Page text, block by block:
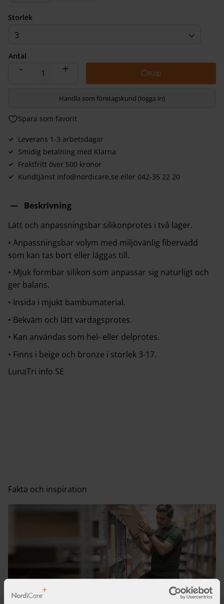
Storlek
3
Antal
+
-
Lägg till i favoriter
Handla som företagskund (logga in)
Leverans 1-3 arbetsdagar
Smidig betalning med Klarna
Fraktfritt över 500 kronor
Kundtjänst info@nordicare.se eller 042-35 22 20
Beskrivning
Lätt och anpassningsbar silikonprotes i två lager.
• Anpassningsbar volym med miljövänlig fibervadd
som kan tas bort eller läggas till.
• Mjuk formbar silikon som anpassar sig naturligt och
ger balans.
• Insida i mjukt bambumaterial.
• Bekväm och lätt vardagsprotes.
• Kan användas som hel- eller delprotes.
• Finns i beige och bronze i storlek 3-17.
LunaTri info SE
Fakta och inspiration